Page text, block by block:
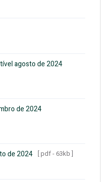
agosto de 2024
de 2024
de 2024 [ pdf - 63kb ]